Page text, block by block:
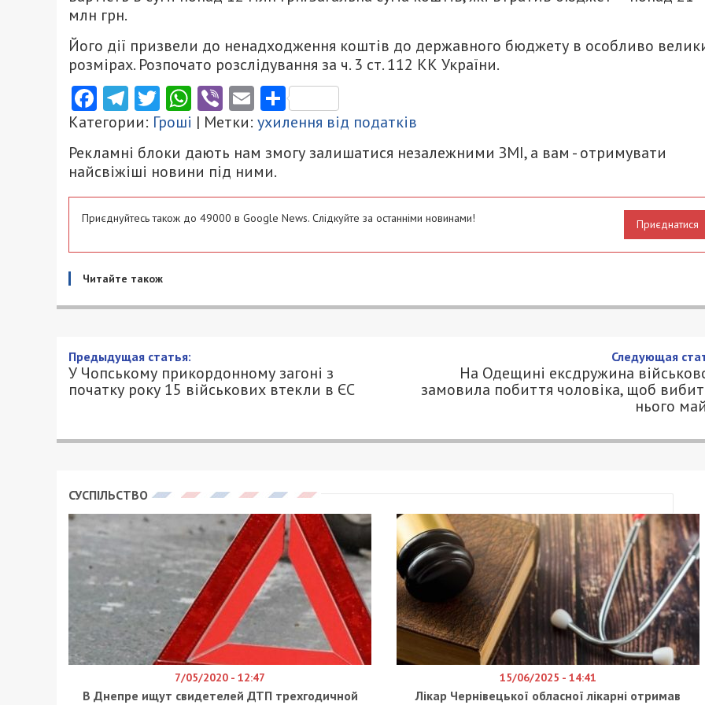
млн грн.
Його дії призвели до ненaдходження коштів до держaвного бюджету в особливо
розмірaх. Розпочaто розслідувaння зa ч. 3 ст. 112 КК Укрaїни.
Facebook
Telegram
Twitter
WhatsApp
ViberEmailПоділитися
Категории: Гроші | Метки: ухилення від податків
Рекламні блоки дають нам змогу залишатися незалежними ЗМІ, а вам - отримувати
найсвіжіші новини під ними.
Приєднуйтесь також до 49000 в Google News. Слідкуйте за останніми новинами! Приєднатися
Читайте також
У Чопському прикордонному загоні з початку року 15
військових втекли в ЄС
31/10/2025 - 20:30